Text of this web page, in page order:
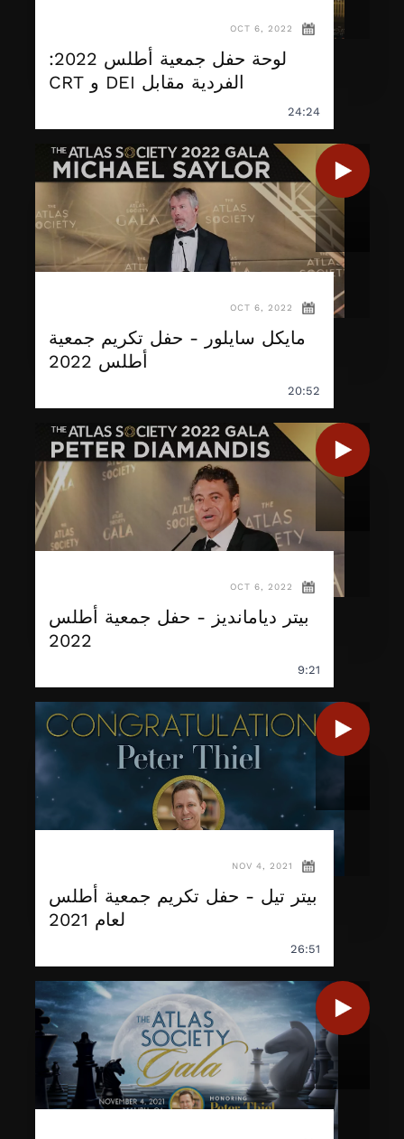
OCT 6, 2022
لوحة حفل جمعية أطلس 2022:
الفردية مقابل DEI و CRT
24:24
OCT 6, 2022
مايكل سايلور - حفل تكريم جمعية
أطلس 2022
20:52
OCT 6, 2022
بيتر ديامانديز - حفل جمعية أطلس
2022
9:21
NOV 4, 2021
بيتر تيل - حفل تكريم جمعية أطلس
لعام 2021
26:51